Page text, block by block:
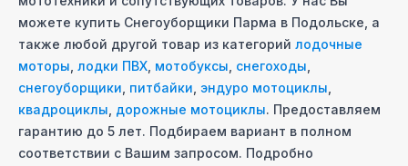
можете купить Снегоуборщики Парма в Подольске , а
также любой другой товар из категорий лодочные
моторы лодки ПВХ мотобуксы снегоходы
снегоуборщики питбайки эндуро мотоциклы
квадроциклы дорожные мотоциклы. Предоставляем
гарантию до 5 лет. Подбираем вариант в полном
соответствии с Вашим запросом. Подробно